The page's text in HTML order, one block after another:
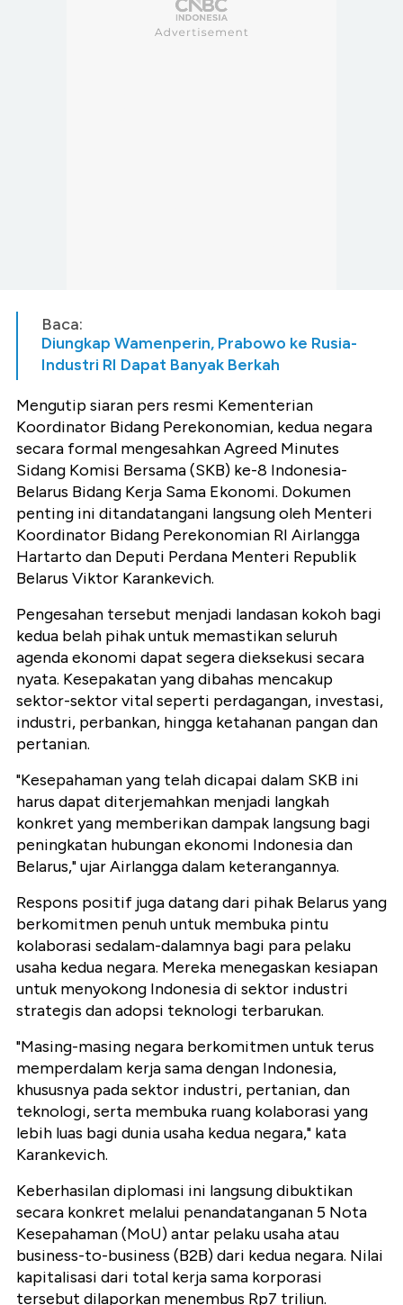
Baca:
Diungkap Wamenperin, Prabowo ke Rusia-
Industri RI Dapat Banyak Berkah
Mengutip siaran pers resmi Kementerian
Koordinator Bidang Perekonomian, kedua negara
secara formal mengesahkan Agreed Minutes
Sidang Komisi Bersama (SKB) ke-8 Indonesia-
Belarus Bidang Kerja Sama Ekonomi. Dokumen
penting ini ditandatangani langsung oleh Menteri
Koordinator Bidang Perekonomian RI Airlangga
Hartarto dan Deputi Perdana Menteri Republik
Belarus Viktor Karankevich.
Pengesahan tersebut menjadi landasan kokoh bagi
kedua belah pihak untuk memastikan seluruh
agenda ekonomi dapat segera dieksekusi secara
nyata. Kesepakatan yang dibahas mencakup
sektor-sektor vital seperti perdagangan, investasi,
industri, perbankan, hingga ketahanan pangan dan
pertanian.
"Kesepahaman yang telah dicapai dalam SKB ini
harus dapat diterjemahkan menjadi langkah
konkret yang memberikan dampak langsung bagi
peningkatan hubungan ekonomi Indonesia dan
Belarus," ujar Airlangga dalam keterangannya.
Respons positif juga datang dari pihak Belarus yang
berkomitmen penuh untuk membuka pintu
kolaborasi sedalam-dalamnya bagi para pelaku
usaha kedua negara. Mereka menegaskan kesiapan
untuk menyokong Indonesia di sektor industri
strategis dan adopsi teknologi terbarukan.
"Masing-masing negara berkomitmen untuk terus
memperdalam kerja sama dengan Indonesia,
khususnya pada sektor industri, pertanian, dan
teknologi, serta membuka ruang kolaborasi yang
lebih luas bagi dunia usaha kedua negara," kata
Karankevich.
Keberhasilan diplomasi ini langsung dibuktikan
secara konkret melalui penandatanganan 5 Nota
Kesepahaman (MoU) antar pelaku usaha atau
business-to-business (B2B) dari kedua negara. Nilai
kapitalisasi dari total kerja sama korporasi
tersebut dilaporkan menembus Rp7 triliun.